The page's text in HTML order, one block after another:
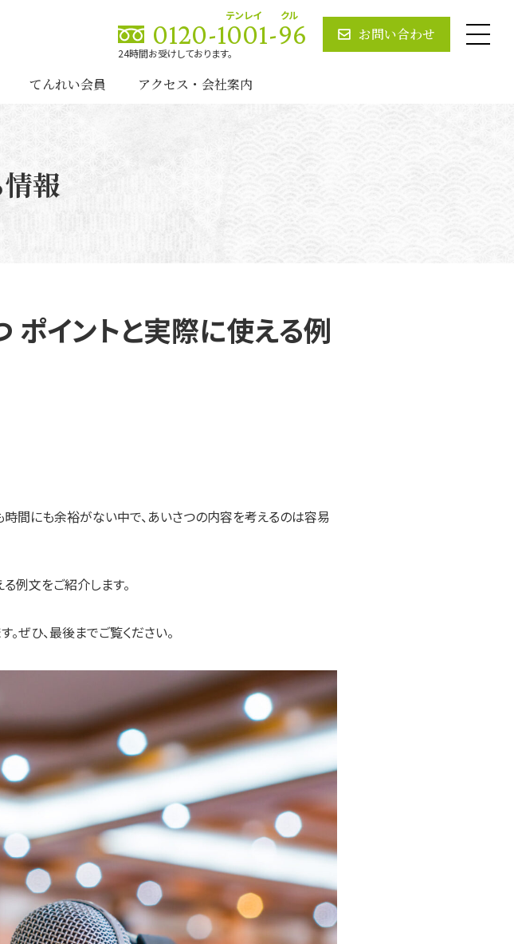
テンレイ クル
0120-1001-96
24時間お受けしております。
お問い合わせ
てんれい会員 アクセス・会社案内
報
ポイントと実際に使える例
間にも余裕がない中で、あいさつの内容を考えるのは容易
例文をご紹介します。
ぜひ、最後までご覧ください。